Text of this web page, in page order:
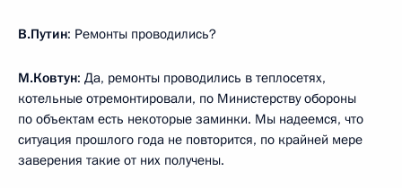
В.Путин: Ремонты проводились?
М.Ковтун: Да, ремонты проводились в теплосетях,
котельные отремонтировали, по Министерству обороны
по объектам есть некоторые заминки. Мы надеемся, что
ситуация прошлого года не повторится, по крайней мере
заверения такие от них получены.